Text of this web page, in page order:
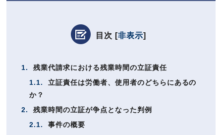
目次 [非表示]
1.
残業代請求における残業時間の立証責任
1.1.
立証責任は労働者、使用者のどちらにあるの
か？
2.
残業時間の立証が争点となった判例
2.1.
事件の概要